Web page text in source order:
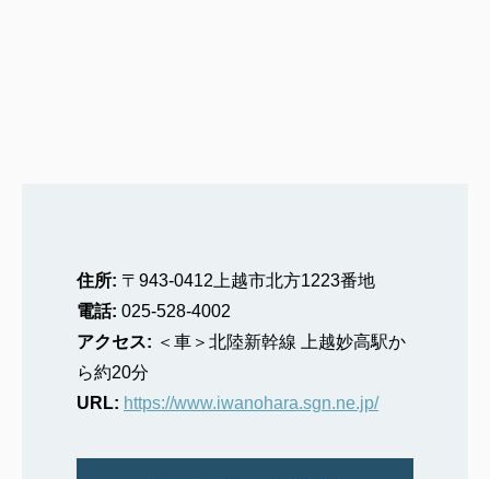
住所: 〒943-0412上越市北方1223番地
電話: 025-528-4002
アクセス: ＜車＞北陸新幹線 上越妙高駅か
ら約20分
URL: https://www.iwanohara.sgn.ne.jp/